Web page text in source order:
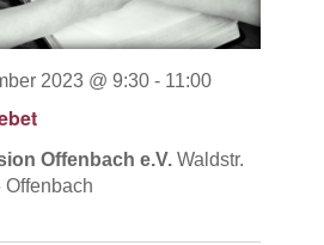
2023 @ 9:30 - 11:00
Offenbach e.V.Waldstr.
Offenbach